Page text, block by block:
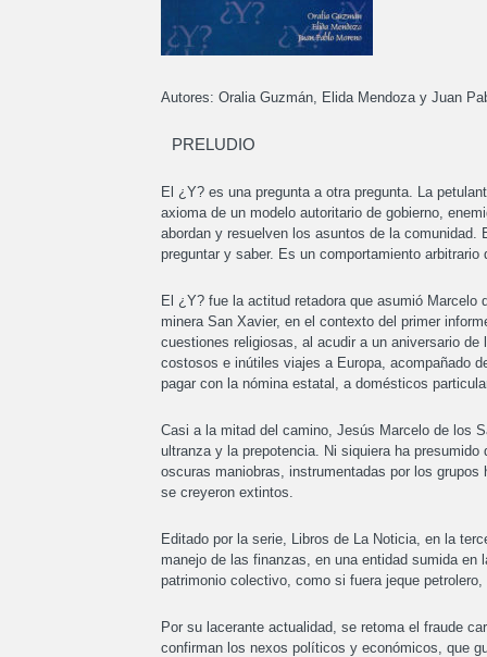
Autores: Oralia Guzmán, Elida Mendoza y Juan
PRELUDIO
El ¿Y? es una pregunta a otra pregunta. La
axioma de un modelo autoritario de gobierno,
abordan y resuelven los asuntos de la
preguntar y saber. Es un comportamiento
El ¿Y? fue la actitud retadora que asumió
minera San Xavier, en el contexto del primer
cuestiones religiosas, al acudir a un aniversario
costosos e inútiles viajes a Europa, acompañado
pagar con la nómina estatal, a domésticos
Casi a la mitad del camino, Jesús Marcelo de los
ultranza y la prepotencia. Ni siquiera ha
oscuras maniobras, instrumentadas por los
se creyeron extintos.
Editado por la serie, Libros de La Noticia, en la
manejo de las finanzas, en una entidad sumida
patrimonio colectivo, como si fuera jeque
Por su lacerante actualidad, se retoma el fraude
confirman los nexos políticos y económicos, que